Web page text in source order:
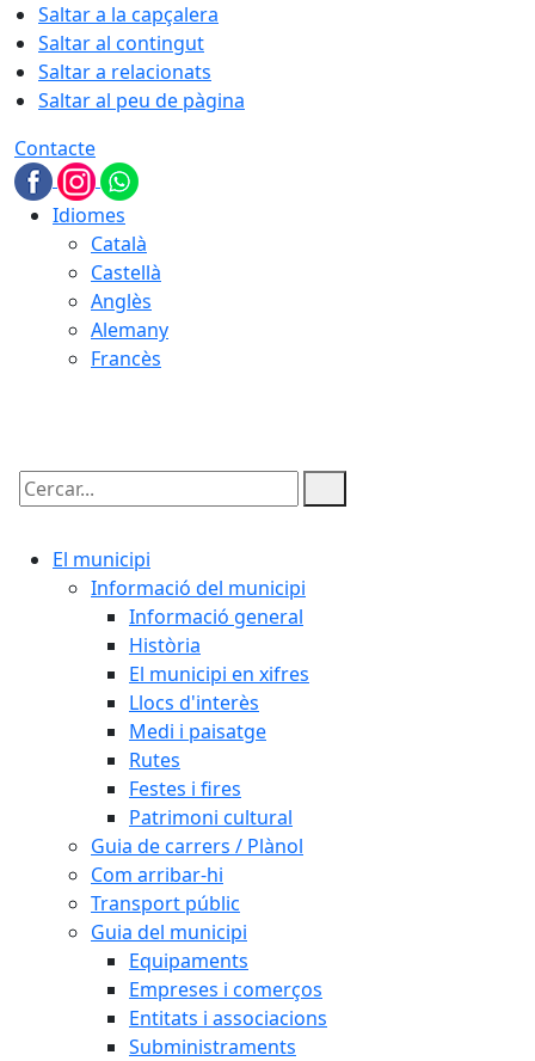
Saltar a la capçalera
Saltar al contingut
Saltar a relacionats
Saltar al peu de pàgina
Contacte
Idiomes
Català
Castellà
Anglès
Alemany
Francès
Cercar:
El municipi
Informació del municipi
Informació general
Història
El municipi en xifres
Llocs d'interès
Medi i paisatge
Rutes
Festes i fires
Patrimoni cultural
Guia de carrers / Plànol
Com arribar-hi
Transport públic
Guia del municipi
Equipaments
Empreses i comerços
Entitats i associacions
Subministraments